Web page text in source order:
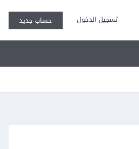
تسجيل الدخول حساب جديد